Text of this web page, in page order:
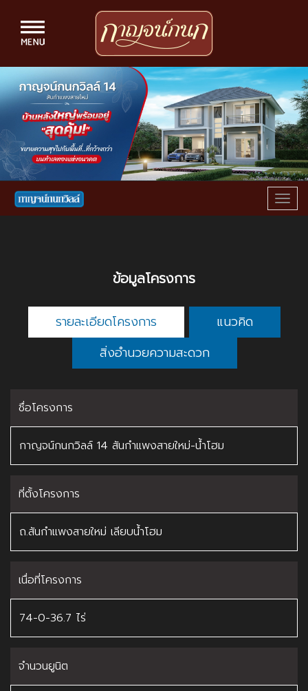
ข้อมูลโครงการ
รายละเอียดโครงการ
แนวคิด
สิ่งอำนวยความสะดวก
ชื่อโครงการ
กาญจน์กนกวิลล์ 14 สันกำแพงสายใหม่-น้ำโฮม
ที่ตั้งโครงการ
ถ.สันกำแพงสายใหม่ เลียบน้ำโฮม
เนื่อที่โครงการ
74-0-36.7 ไร่
จำนวนยูนิต